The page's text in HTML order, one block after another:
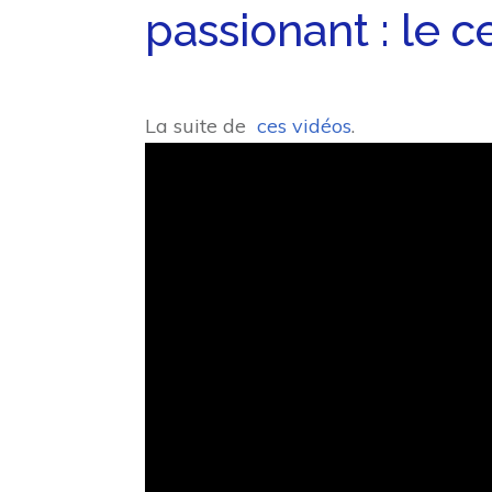
passionant : le
La suite de ces vidéos.